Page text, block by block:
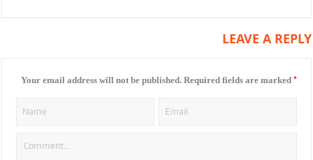
LEAVE A REPLY
Your email address will not be published. Required fields are marked *